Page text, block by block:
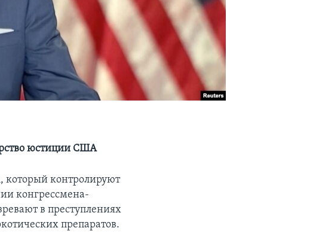
юстиции США
который контролируют
конгрессмена-
в преступлениях
препаратов.